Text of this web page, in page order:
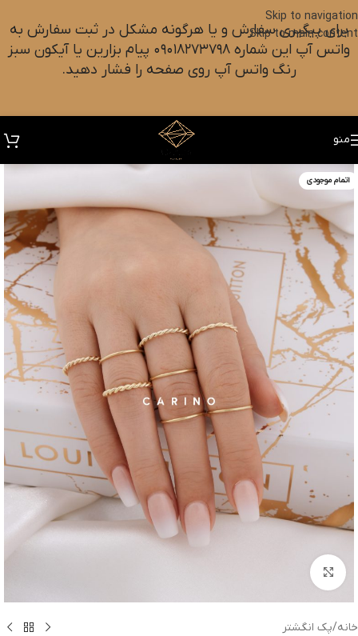
Skip to navigation
Skip to main content
برای پیگیری سفارش و یا هرگونه مشکل در ثبت سفارش به
واتس آپ این شماره ۰۹۰۱۸۲۷۳۷۹۸ پیام بزارین یا آیکون سبز
رنگ واتس آپ روی صفحه را فشار دهید.
منو
اتمام موجودی
بزرگنمایی تصویر
خانه/پک انگشتر